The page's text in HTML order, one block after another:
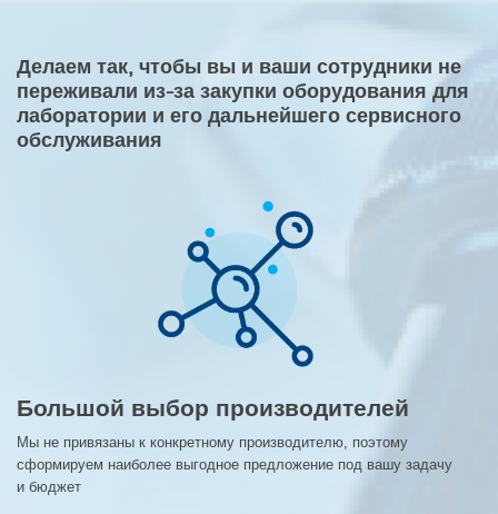
Делаем так, чтобы вы и ваши сотрудники не
переживали из-за закупки оборудования для
лаборатории и его дальнейшего сервисного
обслуживания
Большой выбор производителей
Мы не привязаны к конкретному производителю, поэтому
сформируем наиболее выгодное предложение под вашу задачу
и бюджет